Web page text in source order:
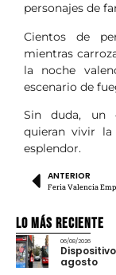
personajes de
Cientos de
mientras
la noche
escenario de
Sin duda, un
quieran vivir
esplendor.
ANTERIOR
Lo más Reciente
06/08/2026
agosto